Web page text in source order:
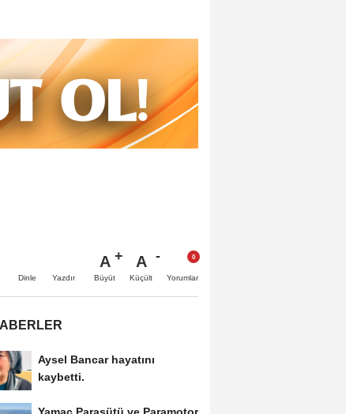
Dinle Yazdır
A
Büyüt
A
Küçült Yorumlar
Aysel Bancar hayatını
kaybetti.
Yamaç Paraşütü ve Paramotor